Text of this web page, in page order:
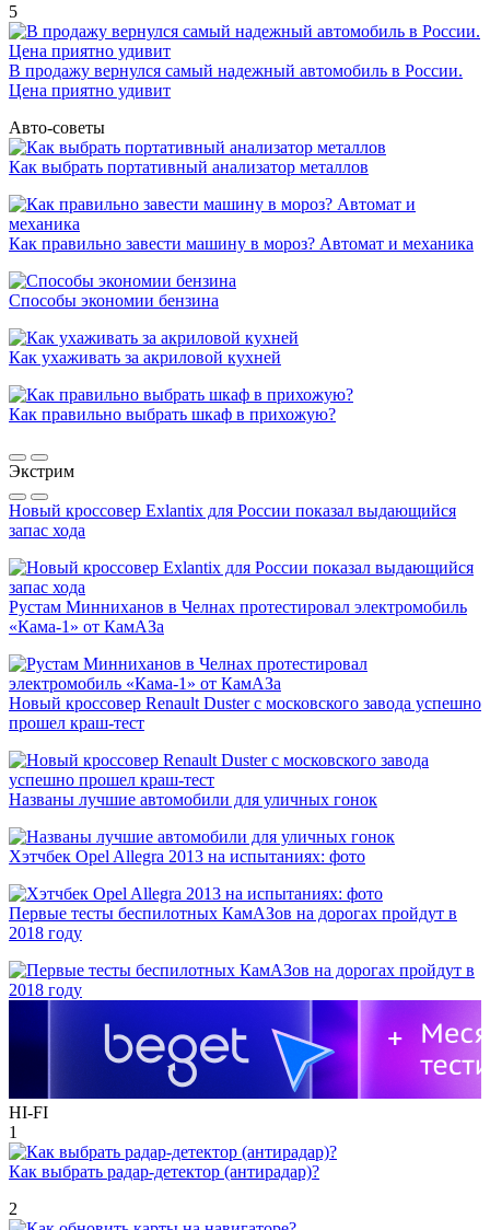
5
В продажу вернулся самый надежный автомобиль в России.
Цена приятно удивит
Авто-советы
Как выбрать портативный анализатор металлов
Как правильно завести машину в мороз? Автомат и механика
Способы экономии бензина
Как ухаживать за акриловой кухней
Как правильно выбрать шкаф в прихожую?
Экстрим
Новый кроссовер Exlantix для России показал выдающийся
запас хода
Рустам Минниханов в Челнах протестировал электромобиль
«Кама-1» от КамАЗа
Новый кроссовер Renault Duster с московского завода успешно
прошел краш-тест
Названы лучшие автомобили для уличных гонок
Хэтчбек Opel Allegra 2013 на испытаниях: фото
Первые тесты беспилотных КамАЗов на дорогах пройдут в
2018 году
HI-FI
1
Как выбрать радар-детектор (антирадар)?
2